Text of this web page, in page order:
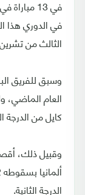
في 13
الثالث من
وسبق للفريق
العام الماضي،
كايل من الدرجة
وقبيل ذلك،
الدرجة الثانية.